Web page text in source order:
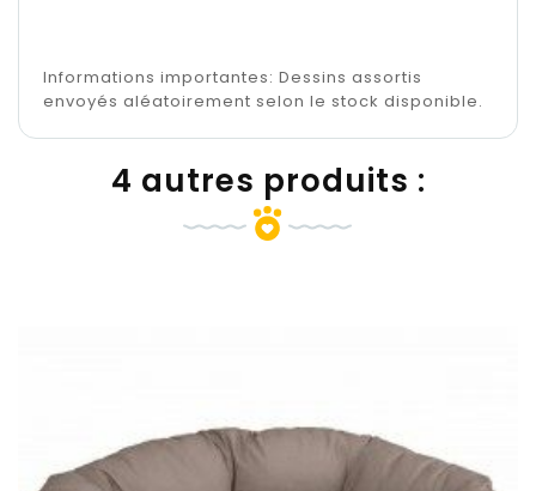
Informations importantes: Dessins assortis
envoyés aléatoirement selon le stock disponible.
4 autres produits :